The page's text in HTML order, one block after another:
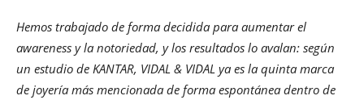
Hemos trabajado de forma decidida para aumentar el
awareness y la notoriedad, y los resultados lo avalan: según
un estudio de KANTAR, VIDAL & VIDAL ya es la quinta marca
de joyería más mencionada de forma espontánea dentro de